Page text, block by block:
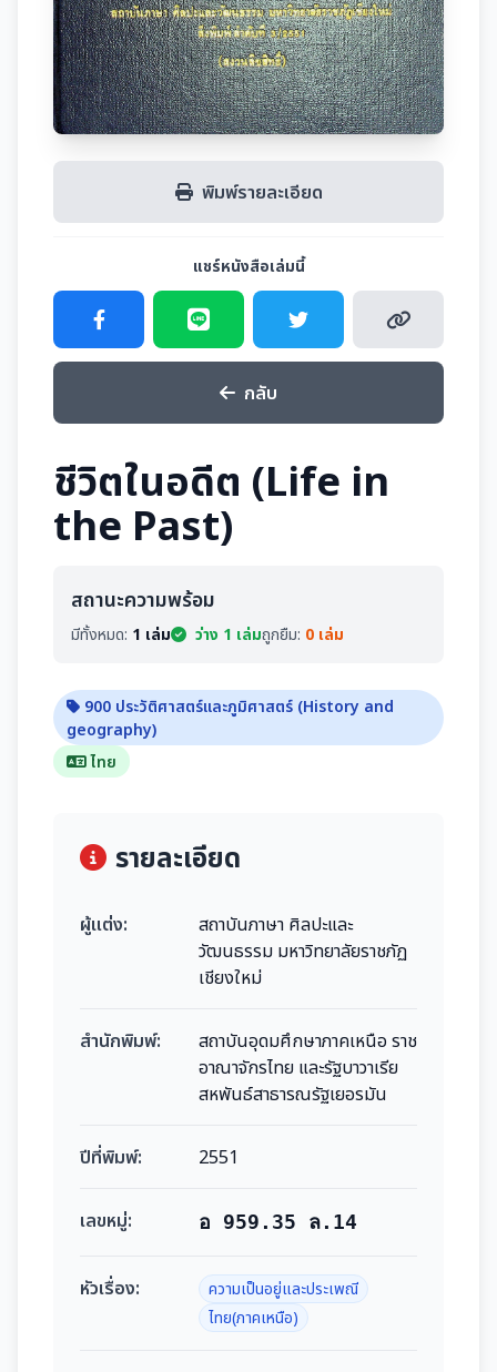
พิมพ์รายละเอียด
แชร์หนังสือเล่มนี้
กลับ
ชีวิตในอดีต (Life in
the Past)
สถานะความพร้อม
มีทั้งหมด: 1 เล่ม ว่าง 1 เล่มถูกยืม: 0 เล่ม
900 ประวัติศาสตร์และภูมิศาสตร์ (History and
geography)
ไทย
รายละเอียด
ผู้แต่ง:
สถาบันภาษา ศิลปะและ
วัฒนธรรม มหาวิทยาลัยราชภัฏ
เชียงใหม่
สำนักพิมพ์:
สถาบันอุดมศึกษาภาคเหนือ ราช
อาณาจักรไทย และรัฐบาวาเรีย
สหพันธ์สาธารณรัฐเยอรมัน
ปีที่พิมพ์: 2551
เลขหมู่: อ 959.35 ล.14
หัวเรื่อง:
ความเป็นอยู่และประเพณี
ไทย(ภาคเหนือ)